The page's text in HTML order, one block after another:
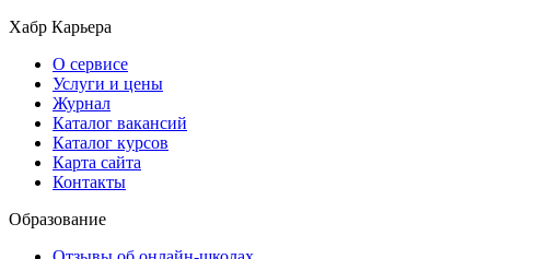
Хабр Карьера
О сервисе
Услуги и цены
Журнал
Каталог вакансий
Каталог курсов
Карта сайта
Контакты
Образование